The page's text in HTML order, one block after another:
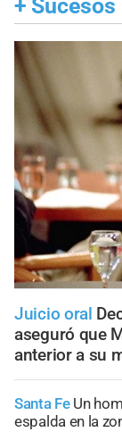
+ Sucesos
Juicio oral
aseguró que
anterior a su
Santa Fe Un
espalda en la